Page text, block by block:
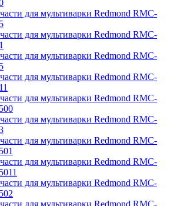
для мультиварки Redmond RMC-
для мультиварки Redmond RMC-
для мультиварки Redmond RMC-
для мультиварки Redmond RMC-
для мультиварки Redmond RMC-
для мультиварки Redmond RMC-
для мультиварки Redmond RMC-
для мультиварки Redmond RMC-
для мультиварки Redmond RMC-
для мультиварки Redmond RMC-